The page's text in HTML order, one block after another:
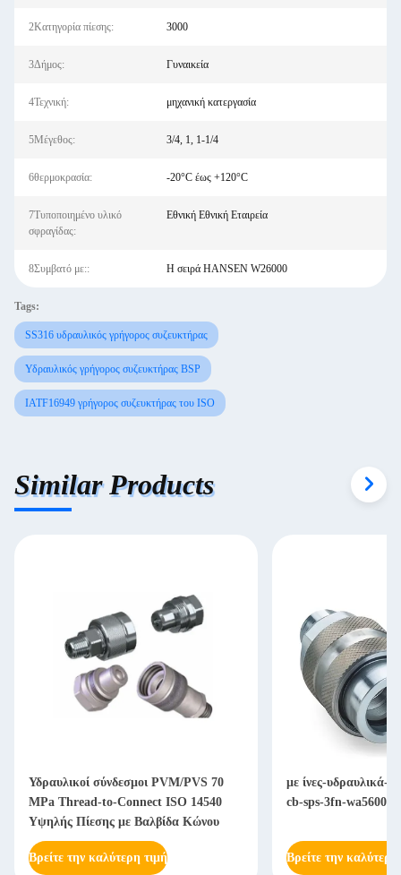
2Κατηγορία πίεσης: 3000
3Δήμος: Γυναικεία
4Τεχνική: μηχανική κατεργασία
5Μέγεθος: 3/4, 1, 1-1/4
6θερμοκρασία: -20°C έως +120°C
7Τυποποιημένο υλικό
σφραγίδας:
Εθνική Εθνική Εταιρεία
8Συμβατό με:: Η σειρά HANSEN W26000
Tags:
SS316 υδραυλικός γρήγορος συζευκτήρας
Υδραυλικός γρήγορος συζευκτήρας BSP
IATF16949 γρήγορος συζευκτήρας του ISO
Similar Products
Υδραυλικοί σύνδεσμοι PVM/PVS 70
MPa Thread-to-Connect ISO 14540
Υψηλής Πίεσης με Βαλβίδα Κώνου
Βρείτε την καλύτερη τιμή
με ίνες-υδραυλικά-
cb-sps-3fn-wa56000
Βρείτε την καλύτερη